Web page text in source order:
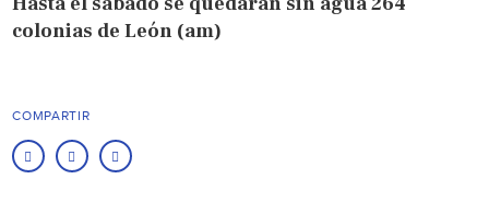
colonias de León (am)
COMPARTIR